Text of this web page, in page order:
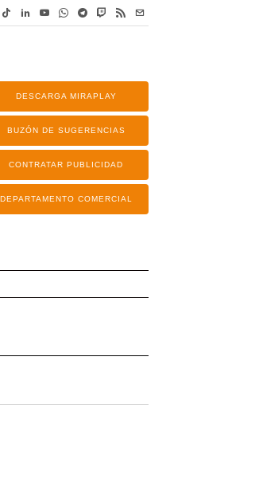
DESCARGA MIRAPLAY
BUZÓN DE SUGERENCIAS
CONTRATAR PUBLICIDAD
DEPARTAMENTO COMERCIAL